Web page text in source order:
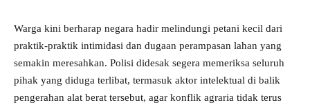
Warga kini berharap negara hadir melindungi petani kecil dari
praktik-praktik intimidasi dan dugaan perampasan lahan yang
semakin meresahkan. Polisi didesak segera memeriksa seluruh
pihak yang diduga terlibat, termasuk aktor intelektual di balik
pengerahan alat berat tersebut, agar konflik agraria tidak terus